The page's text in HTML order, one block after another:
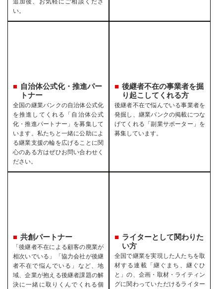
追加後、お気軽にご相談くださ
い。
自治体公式化・推進パー
トナー
全国の継業バンクの自治体公式化
を推進してくれる「自治体公式
化・推進パートナー」を募集して
います。私たちと一緒に公助によ
る継業支援の輪を広げることに関
心のある方はぜひお問い合わせく
ださい。
後継者不在の事業者を掘
り起こしてくれる方
後継者不在で悩んでいる事業者を
発掘し、継業バンクの掲載につな
げてくれる「副業サポーター」を
募集しています。
共創パートナー
「後継者不在による顧客の廃業が
相次いでいる」「協力会社が後継
者不在で悩んでいる」など、地
域、企業が抱える後継者課題の解
決に一緒に取りくんでくれる個
ライターとして関わりた
い方
全国で継業を実現した人たちを取
材する連載「継ぐまち、継ぐひ
と」の、企画・取材・ライティン
グに関わっていただけるライター